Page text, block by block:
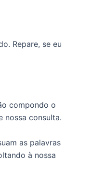
Repare, se eu
compondo o
nossa consulta.
as palavras
à nossa